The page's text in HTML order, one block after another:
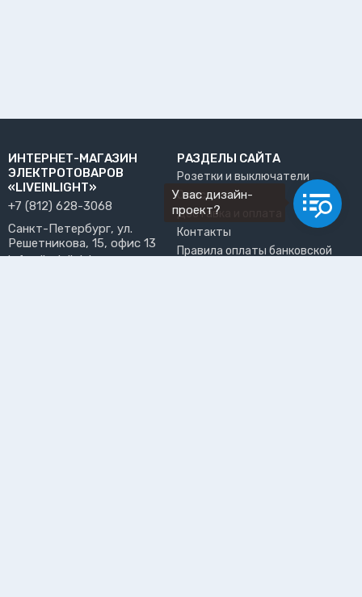
ИНТЕРНЕТ-МАГАЗИН
ЭЛЕКТРОТОВАРОВ
«LIVEINLIGHT»
+7 (812) 628-3068
Санкт-Петербург, ул.
Решетникова, 15, офис 13
info@liveinlight.ru
РАЗДЕЛЫ САЙТА
Розетки и выключатели
О нас
Доставка и оплата
Контакты
Правила оплаты банковской
У вас дизайн-
проект?